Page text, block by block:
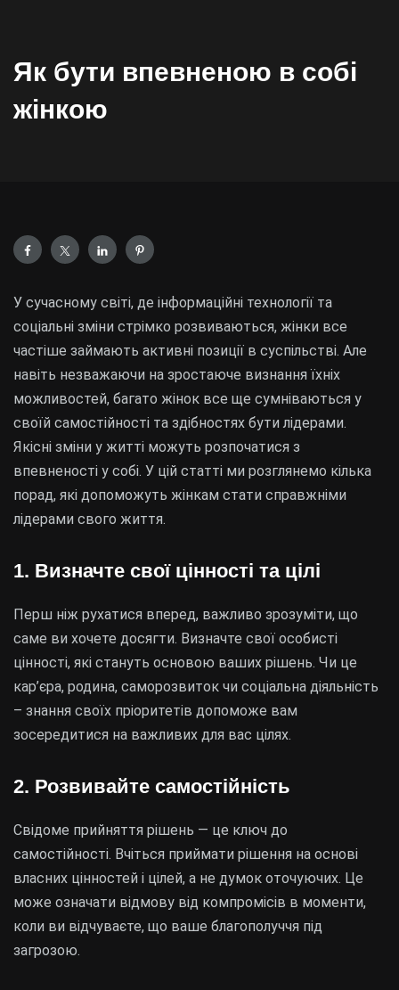
Як бути впевненою в собі
жінкою
У сучасному світі, де інформаційні технології та
соціальні зміни стрімко розвиваються, жінки все
частіше займають активні позиції в суспільстві. Але
навіть незважаючи на зростаюче визнання їхніх
можливостей, багато жінок все ще сумніваються у
своїй самостійності та здібностях бути лідерами.
Якісні зміни у житті можуть розпочатися з
впевненості у собі. У цій статті ми розглянемо кілька
порад, які допоможуть жінкам стати справжніми
лідерами свого життя.
1. Визначте свої цінності та цілі
Перш ніж рухатися вперед, важливо зрозуміти, що
саме ви хочете досягти. Визначте свої особисті
цінності, які стануть основою ваших рішень. Чи це
кар’єра, родина, саморозвиток чи соціальна діяльність
– знання своїх пріоритетів допоможе вам
зосередитися на важливих для вас цілях.
2. Розвивайте самостійність
Свідоме прийняття рішень — це ключ до
самостійності. Вчіться приймати рішення на основі
власних цінностей і цілей, а не думок оточуючих. Це
може означати відмову від компромісів в моменти,
коли ви відчуваєте, що ваше благополуччя під
загрозою.